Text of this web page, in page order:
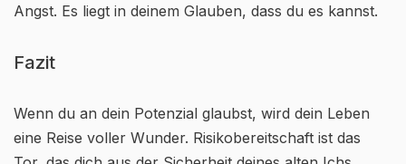
Angst. Es liegt in deinem Glauben, dass du es kannst.
Fazit
Wenn du an dein Potenzial glaubst, wird dein Leben
eine Reise voller Wunder. Risikobereitschaft ist das